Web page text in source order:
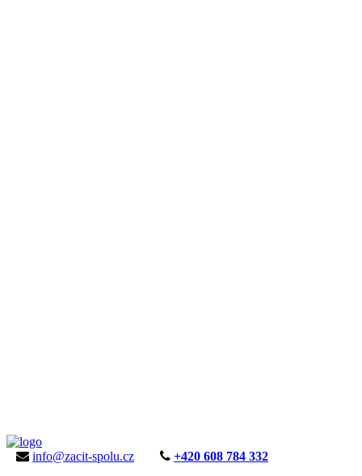
info@zacit-spolu.cz
+420 608 784 332